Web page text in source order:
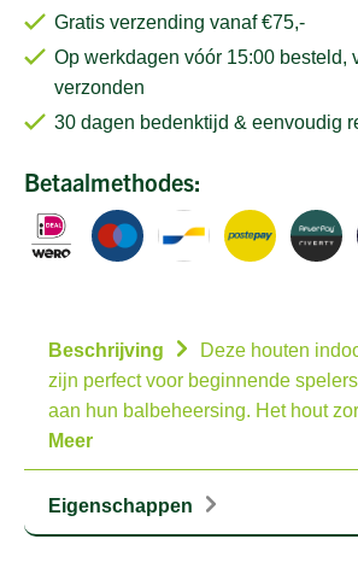
Gratis verzending vanaf €75,-
Op werkdagen vóór 15:00 besteld,
verzonden
30 dagen bedenktijd & eenvoudig
Betaalmethodes:
Beschrijving
Deze houten
zijn perfect voor beginnende
aan hun balbeheersing. Het hout
Meer
Eigenschappen